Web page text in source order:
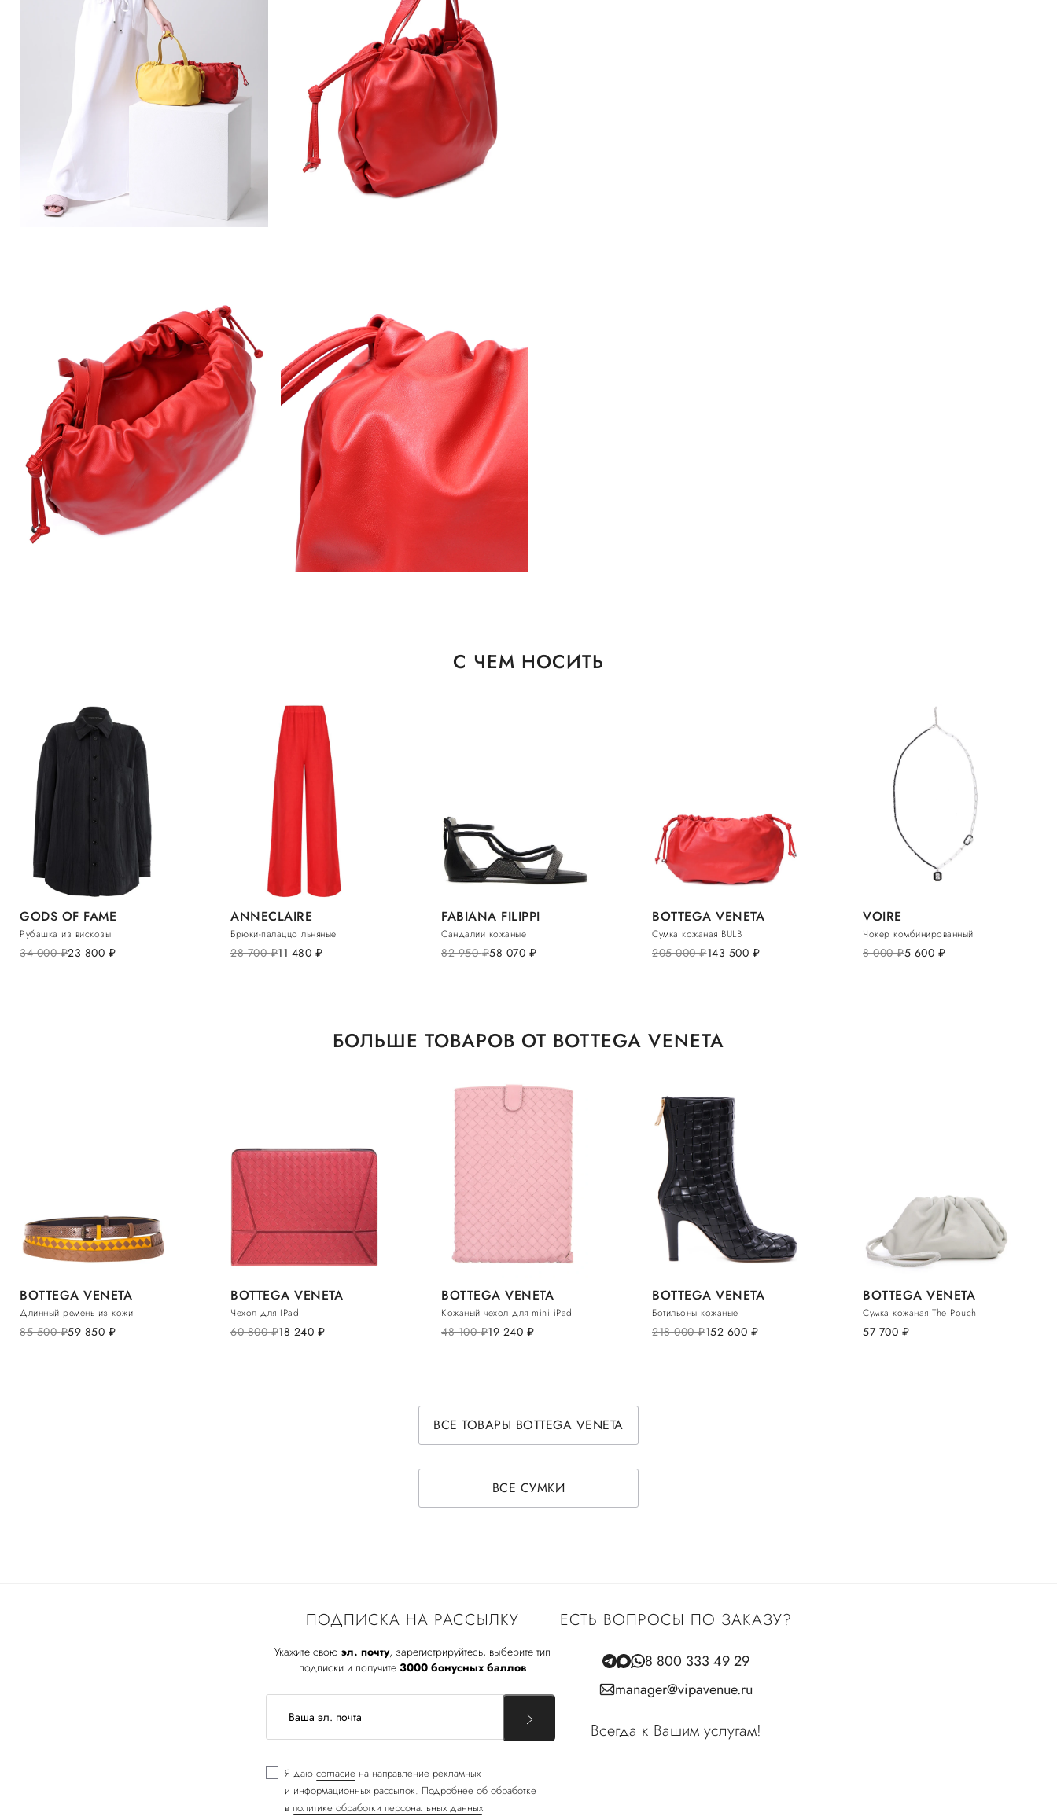
С ЧЕМ НОСИТЬ
GODS OF FAME
Рубашка из вискозы
34 000руб.23 800 руб.
ANNECLAIRE
Брюки-палаццо льняные
28 700руб.11 480 руб.
FABIANA FILIPPI
Сандалии кожаные
82 950руб.58 070 руб.
BOTTEGA VENETA
Сумка кожаная BULB
205 000руб.143 500 руб.
VOIRE
Чокер комбинированный
8 000руб.5 600 руб.
БОЛЬШЕ ТОВАРОВ ОТ BOTTEGA VENETA
BOTTEGA VENETA
Длинный ремень из кожи
85 500руб.59 850 руб.
BOTTEGA VENETA
Чехол для IPad
60 800руб.18 240 руб.
BOTTEGA VENETA
Кожаный чехол для mini iPad
48 100руб.19 240 руб.
BOTTEGA VENETA
Ботильоны кожаные
218 000руб.152 600 руб.
BOTTEGA VENETA
Сумка кожаная The Pouch
57 700 руб.
ВСЕ ТОВАРЫ BOTTEGA VENETA
ВСЕ СУМКИ
ПОДПИСКА НА РАССЫЛКУ
Укажите свою эл. почту, зарегистрируйтесь, выберите тип
подписки и получите 3000 бонусных баллов
Я даю согласие на направление рекламных
и информационных рассылок. Подробнее об обработке
в политике обработки персональных данных
ЕСТЬ ВОПРОСЫ ПО ЗАКАЗУ?
8 800 333 49 29
manager@vipavenue.ru
Всегда к Вашим услугам!